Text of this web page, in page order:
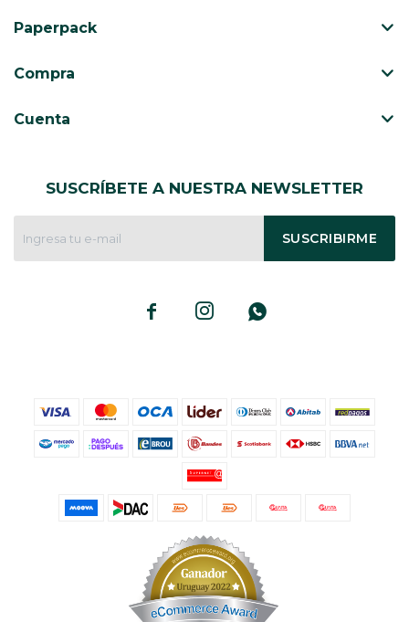
SUSCRÍBETE A NUESTRA NEWSLETTER
SUSCRIBIRME
  
Paperpack
Compra
Cuenta